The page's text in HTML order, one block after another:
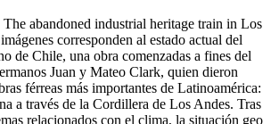
abandoned industrial heritage train in Los
corresponden al estado actual del
de Chile, una obra comenzadas a fines del
Juan y Mateo Clark, quien dieron
férreas más importantes de Latinoamérica:
a través de la Cordillera de Los Andes. Tras
relacionados con el clima, la situación geo